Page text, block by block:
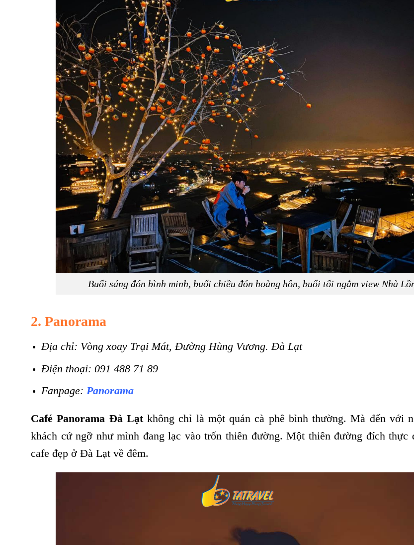
Buổi sáng đón bình minh, buổi chiều đón hoàng hôn, buổi tối ngắm view Nhà
2. Panorama
Địa chỉ: Vòng xoay Trại Mát, Đường Hùng Vương. Đà Lạt
Điện thoại: 091 488 71 89
Fanpage: Panorama
Café Panorama Đà Lạtkhông chỉ là một quán cà phê bình thường. Mà đến với
khách cứ ngỡ như mình đang lạc vào trốn thiên đường. Một thiên đường đích thực
cafe đẹp ở Đà Lạt về đêm.